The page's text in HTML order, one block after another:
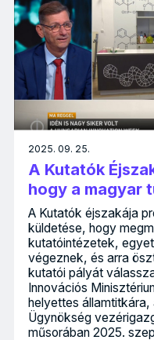
2025. 09. 25.
A Kutatók
hogy a magyar
A Kutatók éjszakája
küldetése, hogy
kutatóintézetek,
végeznek, és arra
kutatói pályát
Innovációs
helyettes
Ügynökség
műsorában 2025.